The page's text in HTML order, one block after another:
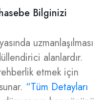
Bilginizi
uzmanlaşılması
alanlardır.
etmek için
“Tüm Detayları